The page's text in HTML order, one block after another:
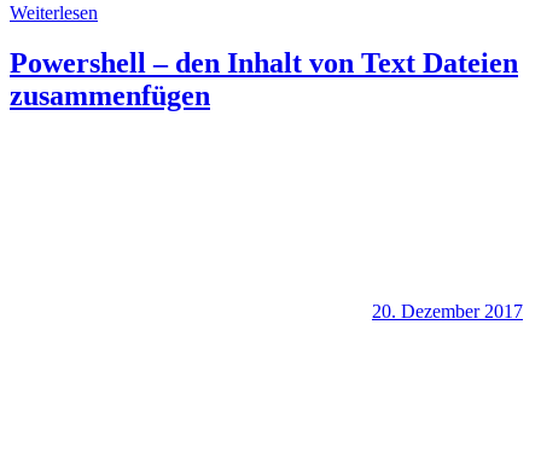
Weiterlesen
Powershell – den Inhalt von Text Dateien
zusammenfügen
20. Dezember 2017